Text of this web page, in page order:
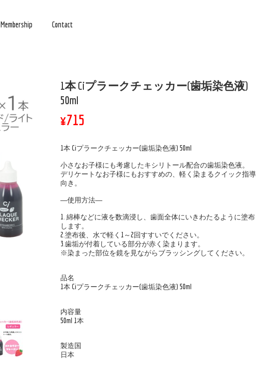
Membership Contact
1本 Ciプラークチェッカー(歯垢染色液)
50ml
¥715
1本 Ciプラークチェッカー(歯垢染色液) 50ml
小さなお子様にも考慮したキシリトール配合の歯垢染色液。
デリケートなお子様にもおすすめの、軽く染まるクイック指導
向き。
―使用方法―
1. 綿棒などに液を数滴浸し、歯面全体にいきわたるように塗布
します。
2.塗布後、水で軽く1～2回すすいでください。
3.歯垢が付着している部分が赤く染まります。
※染まった部位を鏡を見ながらブラッシングしてください。
品名
1本 Ciプラークチェッカー(歯垢染色液) 50ml
内容量
50ml 1本
製造国
日本